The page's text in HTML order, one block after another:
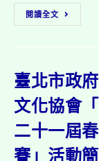
作
計
畫
1
份
灣
藝
會
兒
童
慈
善
繪
畫
閱讀全文
臺
北
研
習
中
心
檢
送
「
臺北市政
文化協會
二十一屆
賽」活動